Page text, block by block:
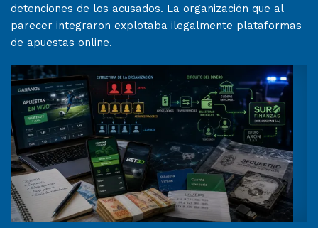
detenciones de los acusados. La organización que al
parecer integraron explotaba ilegalmente plataformas
de apuestas online.